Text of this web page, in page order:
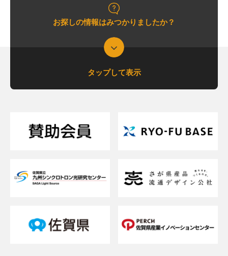
お探しの情報はみつかりましたか？
タップして表示
支援内容を詳しく知りたい
貸研修室（貸会議室）を借りたい